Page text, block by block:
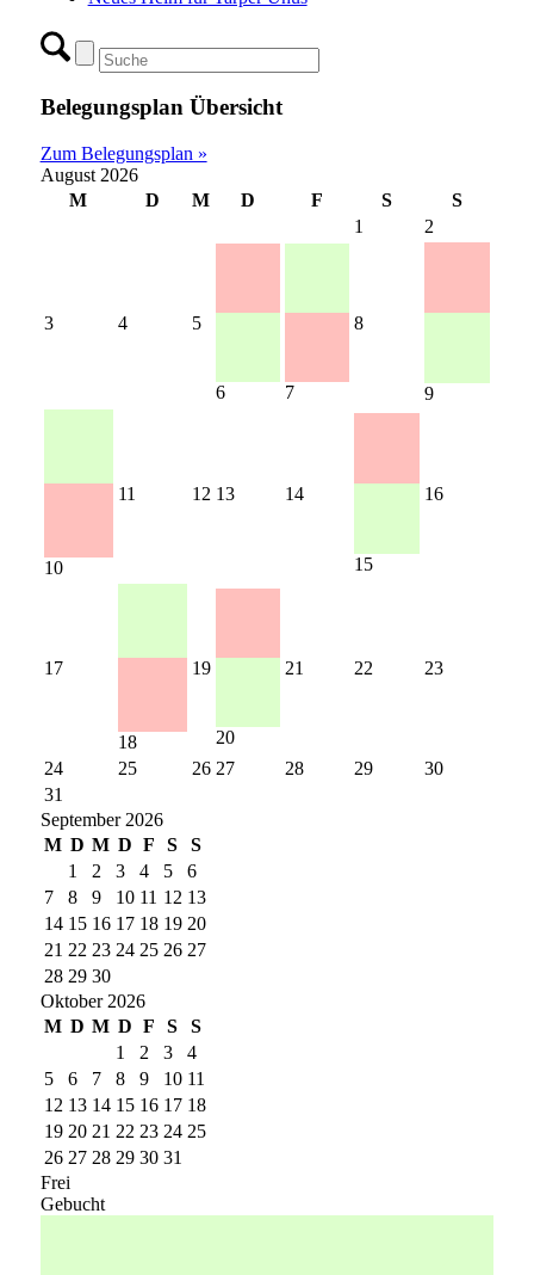
Belegungsplan Übersicht
Zum Belegungsplan »
August 2026
M
D M D F S
S
1
2
3 4 5
6 7
8
9
10
11 12 13 14
15
16
17
18
19
20
21 22 23
24 25 26 27 28 29
30
31
September 2026
M D M D F S
S
1
2 3 4 5
6
7
8 9 10 11 12 13
14 15 16 17 18 19 20
21 22 23 24 25 26 27
28 29 30
Oktober 2026
M D M D F S
S
1
2 3
4
5
6 7 8 9 10 11
12 13 14 15 16 17 18
19 20 21 22 23 24 25
26 27 28 29 30 31
Frei
Gebucht